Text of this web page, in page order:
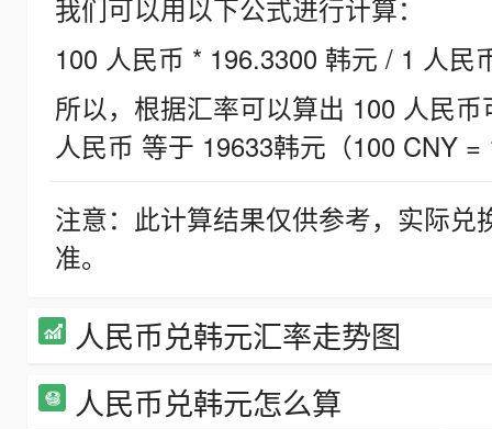
我们可以用以下公式进行计算：
100 人民币 * 196.3300 韩元 / 1 人民
所以，根据汇率可以算出 100 人民
人民币 等于 19633韩元（100 CNY =
注意：此计算结果仅供参考，实际
准。
人民币兑韩元汇率走势图
人民币兑韩元怎么算